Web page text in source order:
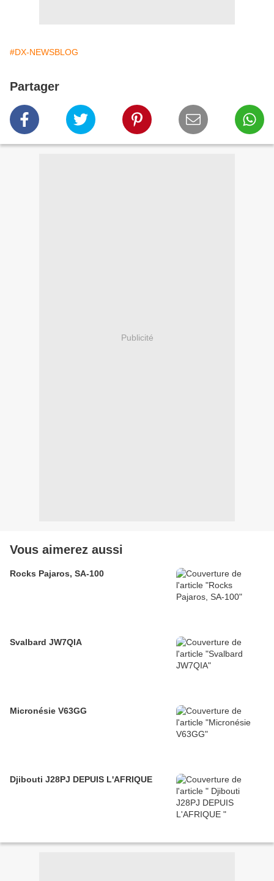
#DX-NEWSBLOG
Partager
Publicité
Vous aimerez aussi
Rocks Pajaros, SA-100
Svalbard JW7QIA
Micronésie V63GG
Djibouti J28PJ DEPUIS L'AFRIQUE